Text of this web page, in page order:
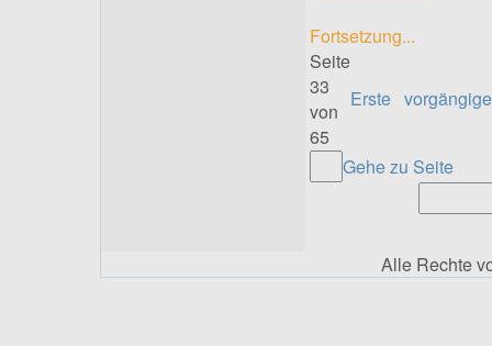
Fortsetzung...
Seite
33
von
65
Erste vorgängige
Gehe zu Seite
Alle Rechte